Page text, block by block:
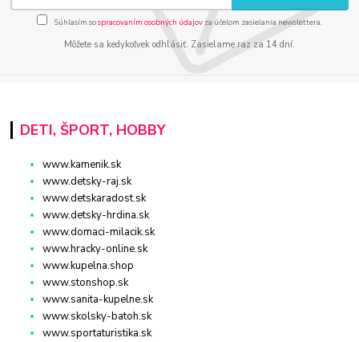
Súhlasím sospracovaním osobných údajov za účelom zasielania newslettera.
Môžete sa kedykoľvek odhlásiť. Zasielame raz za 14 dní.
DETI, ŠPORT, HOBBY
www.kamenik.sk
www.detsky-raj.sk
www.detskaradost.sk
www.detsky-hrdina.sk
www.domaci-milacik.sk
www.hracky-online.sk
www.kupelna.shop
www.stonshop.sk
www.sanita-kupelne.sk
www.skolsky-batoh.sk
www.sportaturistika.sk